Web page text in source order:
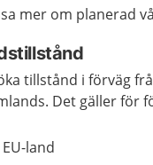
mer om planerad
tillstånd i förväg
Det gäller för
land